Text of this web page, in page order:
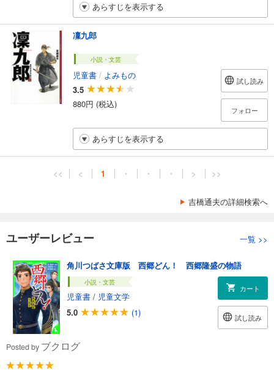
あらすじを表示する
凜九郎
小説・文芸
児童書 / よみもの
3.5
880円 (税込)
試し読み
フォロー
あらすじを表示する
<< < 1 ・ ・ ・ > >>
吉橋通夫の詳細検索へ
ユーザーレビュー 一覧 >>
角川つばさ文庫版 西郷どん！ 西郷隆盛の物語
小説・文芸
児童書 / 児童文学
5.0
(1)
カート
試し読み
Posted by ブクログ